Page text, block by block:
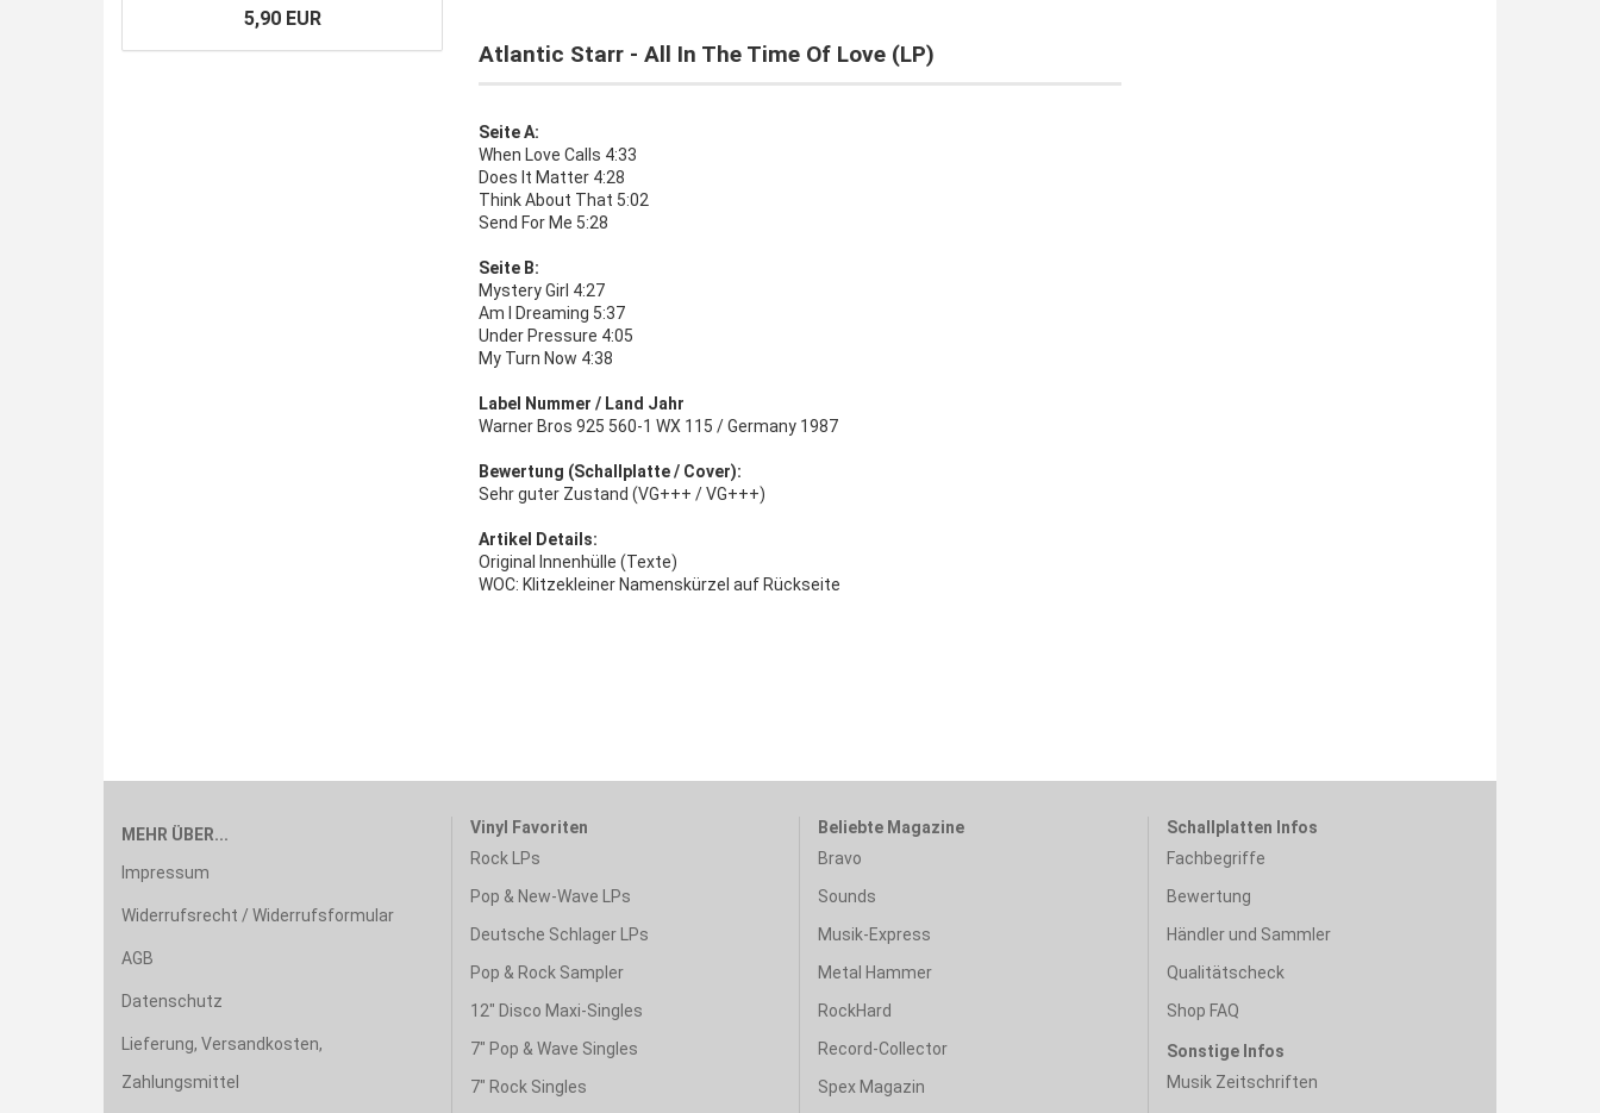
Atlantic Starr - All In The Time Of Love (LP)
Seite A:
When Love Calls 4:33
Does It Matter 4:28
Think About That 5:02
Send For Me 5:28
Seite B:
Mystery Girl 4:27
Am I Dreaming 5:37
Under Pressure 4:05
My Turn Now 4:38
Label Nummer / Land Jahr
Warner Bros 925 560-1 WX 115 / Germany 1987
Bewertung (Schallplatte / Cover):
Sehr guter Zustand (VG+++ / VG+++)
Artikel Details:
Original Innenhülle (Texte)
WOC: Klitzekleiner Namenskürzel auf Rückseite
5,90 EUR
MEHR ÜBER...
Impressum
Widerrufsrecht / Widerrufsformular
AGB
Datenschutz
Lieferung, Versandkosten,
Zahlungsmittel
Vinyl Favoriten
Rock LPs
Pop & New-Wave LPs
Deutsche Schlager LPs
Pop & Rock Sampler
12" Disco Maxi-Singles
7" Pop & Wave Singles
7" Rock Singles
Beliebte Magazine
Bravo
Sounds
Musik-Express
Metal Hammer
RockHard
Record-Collector
Spex Magazin
Schallplatten Infos
Fachbegriffe
Bewertung
Händler und Sammler
Qualitätscheck
Shop FAQ
Sonstige Infos
Musik Zeitschriften